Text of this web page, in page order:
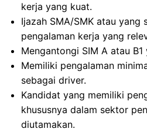
kerja yang kuat.
Ijazah SMA/SMK atau yang
pengalaman kerja yang
Mengantongi SIM A atau
Memiliki pengalaman
sebagai driver.
Kandidat yang memiliki
khususnya dalam sektor
diutamakan.